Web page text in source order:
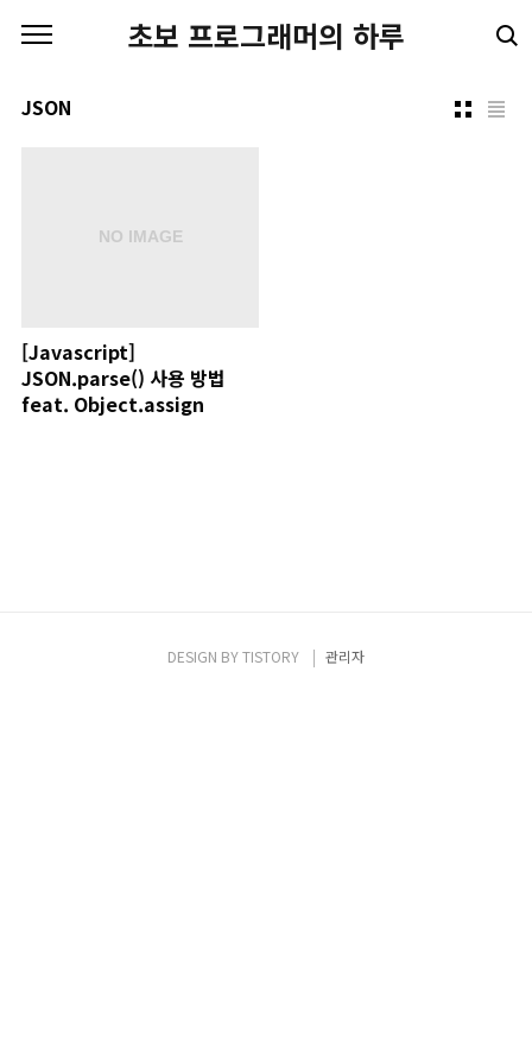
초보 프로그래머의 하루
JSON
[Javascript]
JSON.parse() 사용 방법
feat. Object.assign
DESIGN BYTISTORY 관리자